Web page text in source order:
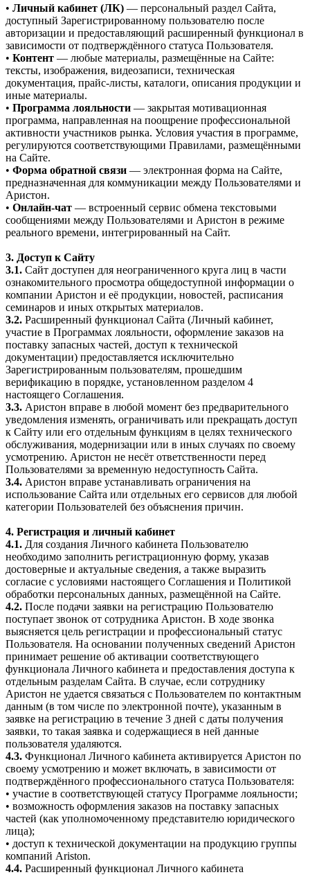
• Личный кабинет (ЛК) — персональный раздел Сайта,
доступный Зарегистрированному пользователю после
авторизации и предоставляющий расширенный функционал в
зависимости от подтверждённого статуса Пользователя.
• Контент — любые материалы, размещённые на Сайте:
тексты, изображения, видеозаписи, техническая
документация, прайс-листы, каталоги, описания продукции и
иные материалы.
• Программа лояльности — закрытая мотивационная
программа, направленная на поощрение профессиональной
активности участников рынка. Условия участия в программе,
регулируются соответствующими Правилами, размещёнными
на Сайте.
• Форма обратной связи — электронная форма на Сайте,
предназначенная для коммуникации между Пользователями и
Аристон.
• Онлайн-чат — встроенный сервис обмена текстовыми
сообщениями между Пользователями и Аристон в режиме
реального времени, интегрированный на Сайт.
3. Доступ к Сайту
3.1. Сайт доступен для неограниченного круга лиц в части
ознакомительного просмотра общедоступной информации о
компании Аристон и её продукции, новостей, расписания
семинаров и иных открытых материалов.
3.2. Расширенный функционал Сайта (Личный кабинет,
участие в Программах лояльности, оформление заказов на
поставку запасных частей, доступ к технической
документации) предоставляется исключительно
Зарегистрированным пользователям, прошедшим
верификацию в порядке, установленном разделом 4
настоящего Соглашения.
3.3. Аристон вправе в любой момент без предварительного
уведомления изменять, ограничивать или прекращать доступ
к Сайту или его отдельным функциям в целях технического
обслуживания, модернизации или в иных случаях по своему
усмотрению. Аристон не несёт ответственности перед
Пользователями за временную недоступность Сайта.
3.4. Аристон вправе устанавливать ограничения на
использование Сайта или отдельных его сервисов для любой
категории Пользователей без объяснения причин.
4. Регистрация и личный кабинет
4.1. Для создания Личного кабинета Пользователю
необходимо заполнить регистрационную форму, указав
достоверные и актуальные сведения, а также выразить
согласие с условиями настоящего Соглашения и Политикой
обработки персональных данных, размещённой на Сайте.
4.2. После подачи заявки на регистрацию Пользователю
поступает звонок от сотрудника Аристон. В ходе звонка
выясняется цель регистрации и профессиональный статус
Пользователя. На основании полученных сведений Аристон
принимает решение об активации соответствующего
функционала Личного кабинета и предоставления доступа к
отдельным разделам Сайта. В случае, если сотруднику
Аристон не удается связаться с Пользователем по контактным
данным (в том числе по электронной почте), указанным в
заявке на регистрацию в течение 3 дней с даты получения
заявки, то такая заявка и содержащиеся в ней данные
пользователя удаляются.
4.3. Функционал Личного кабинета активируется Аристон по
своему усмотрению и может включать, в зависимости от
подтверждённого профессионального статуса Пользователя:
• участие в соответствующей статусу Программе лояльности;
• возможность оформления заказов на поставку запасных
частей (как уполномоченному представителю юридического
лица);
• доступ к технической документации на продукцию группы
компаний Ariston.
4.4. Расширенный функционал Личного кабинета